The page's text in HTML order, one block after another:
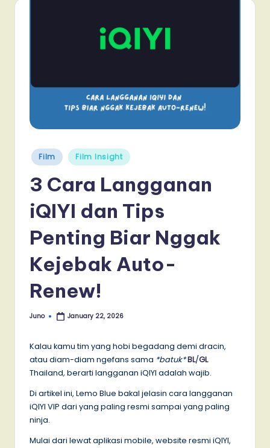
Posted
in
Film Film Insight
3 Cara Langganan
iQIYI dan Tips
Penting Biar Nggak
Kejebak Auto-
Renew!
Posted
Juno January 22, 2026
Kalau kamu tim yang hobi begadang demi dracin,
atau diam-diam ngefans sama *batuk*BL/GL
Thailand,berarti langganan iQIYI adalah wajib.
Di artikel ini, Lemo Blue bakal jelasin cara langganan
iQIYI VIP dari yang paling resmi sampai yang paling
ninja.
Mulai dari lewat aplikasi mobile, website resmi iQIYI,